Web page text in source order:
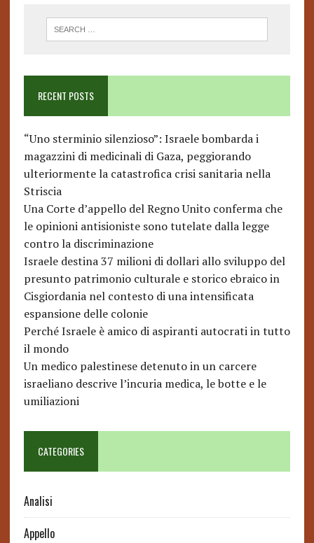
RECENT POSTS
“Uno sterminio silenzioso”: Israele bombarda i
magazzini di medicinali di Gaza, peggiorando
ulteriormente la catastrofica crisi sanitaria nella
Striscia
Una Corte d’appello del Regno Unito conferma che
le opinioni antisioniste sono tutelate dalla legge
contro la discriminazione
Israele destina 37 milioni di dollari allo sviluppo del
presunto patrimonio culturale e storico ebraico in
Cisgiordania nel contesto di una intensificata
espansione delle colonie
Perché Israele è amico di aspiranti autocrati in tutto
il mondo
Un medico palestinese detenuto in un carcere
israeliano descrive l’incuria medica, le botte e le
umiliazioni
CATEGORIES
Analisi
Appello